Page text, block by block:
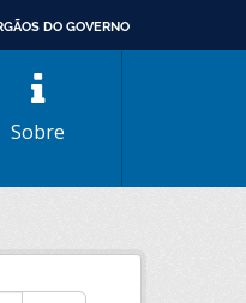
DO GOVERNO
Sobre